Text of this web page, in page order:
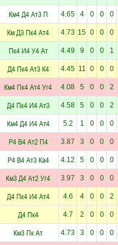
Км4Д4Ат3П 4.65 4 0 0 0
КмД3Пк4Ат4 4.73 15 0 0 0
Пк4И4У4Ат 4.49 9 0 0 1
Д4Пк4Ат3К4 4.45 11 0 0 0
Км4Пк4Ат4Уг4 4.08 5 0 0 2
Д4Пк4И4Ат3 4.58 5 0 0 2
Км4Д4И4Ат4 5.2 1 0 0 0
Р4В4Ат2П4 3.87 3 0 0 0
Р4В4Ат3Ка4 4.12 5 0 0 0
Км3Д4Ат2Уг4 3.97 3 0 0 0
Д4Пк4И4Ат4 4.6 4 0 0 2
Д4Пк4 4.7 2 0 0 0
Км3ПкАт 4.73 3 0 0 0